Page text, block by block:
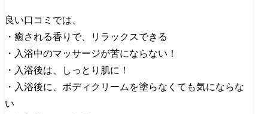
良い口コミでは、
・癒される香りで、リラックスできる
・入浴中のマッサージが苦にならない！
・入浴後は、しっとり肌に！
・入浴後に、ボディクリームを塗らなくても気にならな
い